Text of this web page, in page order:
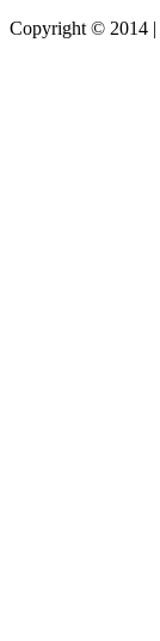
Copyright © 2014 |